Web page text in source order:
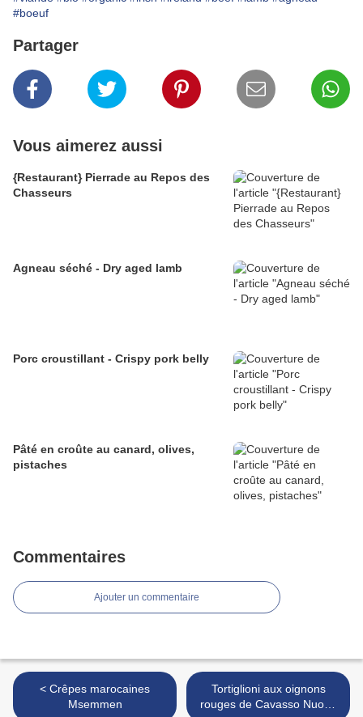
#boeuf
Partager
Vous aimerez aussi
{Restaurant} Pierrade au Repos des
Chasseurs
Agneau séché - Dry aged lamb
Porc croustillant - Crispy pork belly
Pâté en croûte au canard, olives,
pistaches
Commentaires
Ajouter un commentaire
< Crêpes marocaines
Msemmen
Tortiglioni aux oignons
rouges de Cavasso Nuovo